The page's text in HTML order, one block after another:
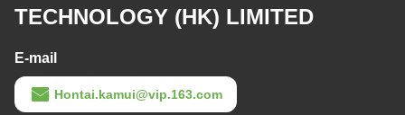
TECHNOLOGY (HK) LIMITED
E-mail
Hontai.kamui@vip.163.com